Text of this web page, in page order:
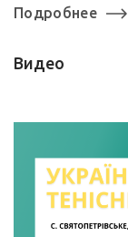
Подробнее
Видео